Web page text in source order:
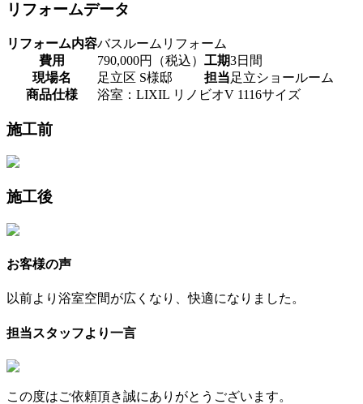
リフォームデータ
リフォーム内容バスルームリフォーム
費用
790,000円（税込） 工期3日間
現場名
足立区 S様邸 担当足立ショールーム
商品仕様
浴室：LIXIL リノビオV 1116サイズ
施工前
施工後
お客様の声
以前より浴室空間が広くなり、快適になりました。
担当スタッフより一言
この度はご依頼頂き誠にありがとうございます。